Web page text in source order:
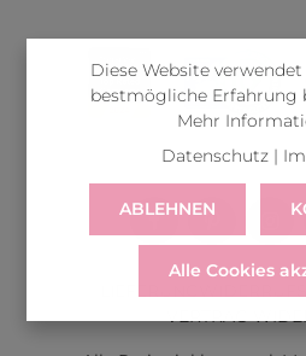
VERTRAG
Diese Website
bestmögliche Erfahrung
Mehr
Datenschutz|
ABLEHNEN
Alle Cookies